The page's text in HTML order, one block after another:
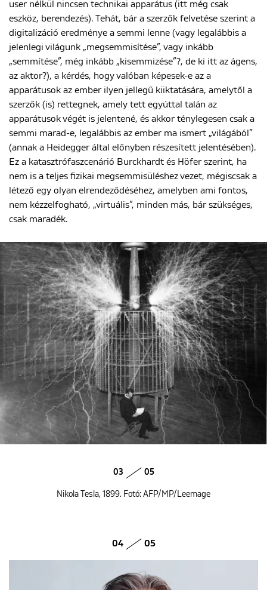
user nélkül nincsen technikai apparátus (itt még csak
eszköz, berendezés). Tehát, bár a szerzők felvetése szerint a
digitalizáció eredménye a semmi lenne (vagy legalábbis a
jelenlegi világunk „megsemmisítése”, vagy inkább
„semmítése”, még inkább „kisemmizése”?, de ki itt az ágens,
az aktor?), a kérdés, hogy valóban képesek-e az a
apparátusok az ember ilyen jellegű kiiktatására, amelytől a
szerzők (is) rettegnek, amely tett egyúttal talán az
apparátusok végét is jelentené, és akkor ténylegesen csak a
semmi marad-e, legalábbis az ember ma ismert „világából”
(annak a Heidegger által előnyben részesített jelentésében).
Ez a katasztrófaszcenárió Burckhardt és Höfer szerint, ha
nem is a teljes fizikai megsemmisüléshez vezet, mégiscsak a
létező egy olyan elrendeződéséhez, amelyben ami fontos,
nem kézzelfogható, „virtuális”, minden más, bár szükséges,
csak maradék.
03 05
Nikola Tesla, 1899. Fotó: AFP/MP/Leemage
04 05